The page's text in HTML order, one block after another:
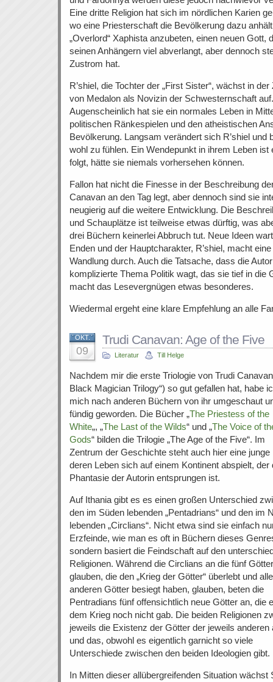
Eine dritte Religion hat sich im nördlichen Karien
wo eine Priesterschaft die Bevölkerung dazu
„Overlord“ Xaphista anzubeten, einen neuen Gott,
seinen Anhängern viel abverlangt, aber dennoch
Zustrom hat.
R’shiel, die Tochter der „First Sister“, wächst in der
von Medalon als Novizin der Schwesternschaft auf.
Augenscheinlich hat sie ein normales Leben in
politischen Ränkespielen und den atheistischen
Bevölkerung. Langsam verändert sich R’shiel und
wohl zu fühlen. Ein Wendepunkt in ihrem Leben
folgt, hätte sie niemals vorhersehen können.
Fallon hat nicht die Finesse in der Beschreibung
Canavan an den Tag legt, aber dennoch sind sie
neugierig auf die weitere Entwicklung. Die
und Schauplätze ist teilweise etwas dürftig, was
drei Büchern keinerlei Abbruch tut. Neue Ideen
Enden und der Hauptcharakter, R’shiel, macht
Wandlung durch. Auch die Tatsache, dass die
komplizierte Thema Politik wagt, das sie tief in die
macht das Lesevergnügen etwas besonderes.
Wiedermal ergeht eine klare Empfehlung an alle
OKT.
09
Trudi Canavan: Age of the Five
Literatur Till Helge
Nachdem mir die erste Triologie von Trudi
Black Magician Trilogy“) so gut gefallen hat, habe
mich nach anderen Büchern von ihr umgeschaut
fündig geworden. Die Bücher „The Priestess of the
White„, „The Last of the Wilds“ und „The Voice of
Gods“ bilden die Trilogie „The Age of the Five“. Im
Zentrum der Geschichte steht auch hier eine junge
deren Leben sich auf einem Kontinent abspielt, der
Phantasie der Autorin entsprungen ist.
Auf Ithania gibt es es einen großen Unterschied
den im Süden lebenden „Pentadrians“ und den im
lebenden „Circlians“. Nicht etwa sind sie einfach
Erzfeinde, wie man es oft in Büchern dieses
sondern basiert die Feindschaft auf den
Religionen. Während die Circlians an die fünf Götter
glauben, die den „Krieg der Götter“ überlebt und alle
anderen Götter besiegt haben, glauben, beten die
Pentradians fünf offensichtlich neue Götter an, die
dem Krieg noch nicht gab. Die beiden Religionen
jeweils die Existenz der Götter der jeweils anderen
und das, obwohl es eigentlich garnicht so viele
Unterschiede zwischen den beiden Ideologien gibt.
In Mitten dieser allübergreifenden Situation wächst